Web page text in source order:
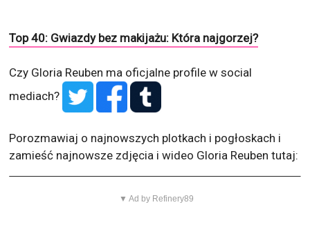
Top 40: Gwiazdy bez makijażu: Która najgorzej?
Czy Gloria Reuben ma oficjalne profile w social
mediach?
Porozmawiaj o najnowszych plotkach i pogłoskach i
zamieść najnowsze zdjęcia i wideo Gloria Reuben tutaj:
▼ Ad by Refinery89